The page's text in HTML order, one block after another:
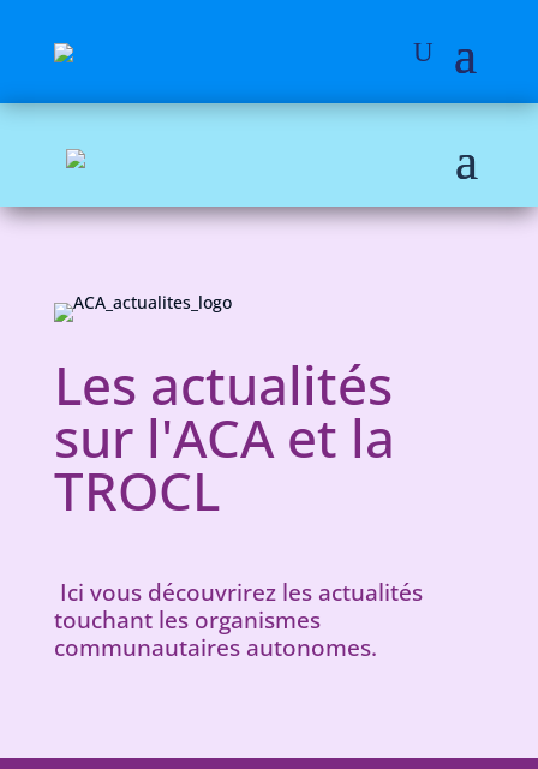
Les actualités
sur l'ACA et la
TROCL
Ici vous découvrirez les actualités
touchant les organismes
communautaires autonomes.